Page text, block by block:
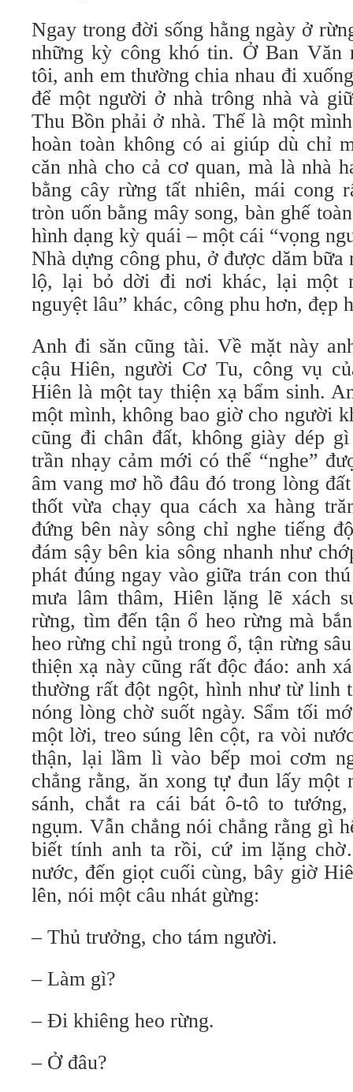
Ngay trong đời sống hằng ngày ở
những kỳ công khó tin. Ở Ban Văn
tôi, anh em thường chia nhau đi
để một người ở nhà trông nhà và
Thu Bồn phải ở nhà. Thế là một
hoàn toàn không có ai giúp dù chỉ
căn nhà cho cả cơ quan, mà là nhà
bằng cây rừng tất nhiên, mái cong
tròn uốn bằng mây song, bàn ghế
hình dạng kỳ quái – một cái “vọng
Nhà dựng công phu, ở được dăm bữa
lộ, lại bỏ dời đi nơi khác, lại một
nguyệt lâu” khác, công phu hơn, đẹp
Anh đi săn cũng tài. Về mặt này
cậu Hiên, người Cơ Tu, công vụ
Hiên là một tay thiện xạ bẩm sinh.
một mình, không bao giờ cho người
cũng đi chân đất, không giày dép
trần nhạy cảm mới có thể “nghe”
âm vang mơ hồ đâu đó trong lòng
thốt vừa chạy qua cách xa hàng
đứng bên này sông chỉ nghe tiếng
đám sậy bên kia sông nhanh như
phát đúng ngay vào giữa trán con
mưa lâm thâm, Hiên lặng lẽ xách
rừng, tìm đến tận ổ heo rừng mà
heo rừng chỉ ngủ trong ổ, tận rừng
thiện xạ này cũng rất độc đáo: anh
thường rất đột ngột, hình như từ linh
nóng lòng chờ suốt ngày. Sẩm tối
một lời, treo súng lên cột, ra vòi
thận, lại lầm lì vào bếp moi cơm
chẳng rằng, ăn xong tự đun lấy một
sánh, chắt ra cái bát ô-tô to
ngụm. Vẫn chẳng nói chẳng rằng gì
biết tính anh ta rồi, cứ im lặng
nước, đến giọt cuối cùng, bây giờ
lên, nói một câu nhát gừng:
– Thủ trưởng, cho tám người.
– Làm gì?
– Đi khiêng heo rừng.
– Ở đâu?